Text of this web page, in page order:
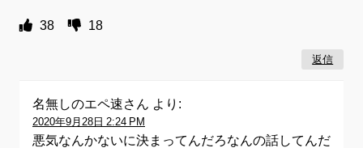
38 18
返信
名無しのエペ速さん より:
2020年9月28日 2:24 PM
悪気なんかないに決まってんだろなんの話してんだ